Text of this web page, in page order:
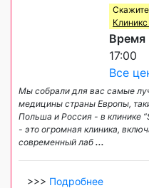
Клиникс
Время
17:00
Все
Мы собрали для вас самые
медицины страны Европы,
Польша и Россия - в клинике
- это огромная клиника,
современный лаб ...
>>> Подробнее